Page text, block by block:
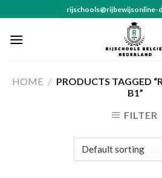
to
content
rijschools@rijbewijsonline-
HOME / PRODUCTS TAGGED
B1”
FILTER